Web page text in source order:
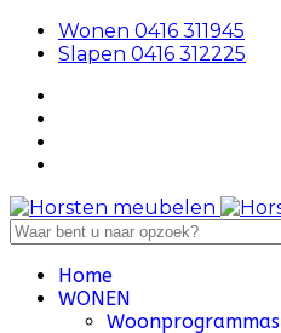
Wonen 0416 311945
Slapen 0416 312225
Home
WONEN
Woonprogrammas